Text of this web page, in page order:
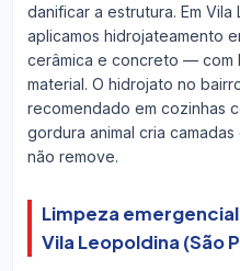
danificar a estrutura. Em
aplicamos hidrojateamento
cerâmica e concreto — com
material. O hidrojato no
recomendado em cozinhas
gordura animal cria
não remove.
Limpeza
Vila Leopoldina (São